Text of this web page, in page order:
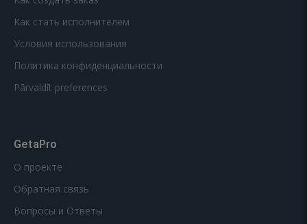
Как стать исполнителем
Условия использования
Политика конфиденциальности
Pārvaldīt preferences
GetaPro
О проекте
Обратная связь
Вопросы и Ответы